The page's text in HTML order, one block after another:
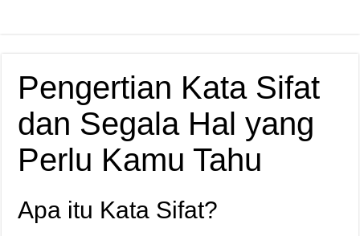
Pengertian Kata Sifat
dan Segala Hal yang
Perlu Kamu Tahu
Apa itu Kata Sifat?